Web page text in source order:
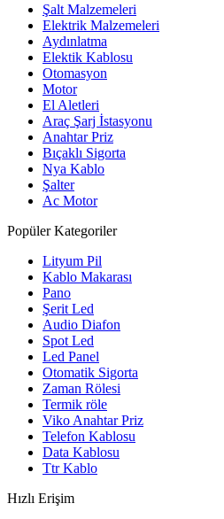
Şalt Malzemeleri
Elektrik Malzemeleri
Aydınlatma
Elektik Kablosu
Otomasyon
Motor
El Aletleri
Araç Şarj İstasyonu
Anahtar Priz
Bıçaklı Sigorta
Nya Kablo
Şalter
Ac Motor
Popüler Kategoriler
Lityum Pil
Kablo Makarası
Pano
Şerit Led
Audio Diafon
Spot Led
Led Panel
Otomatik Sigorta
Zaman Rölesi
Termik röle
Viko Anahtar Priz
Telefon Kablosu
Data Kablosu
Ttr Kablo
Hızlı Erişim